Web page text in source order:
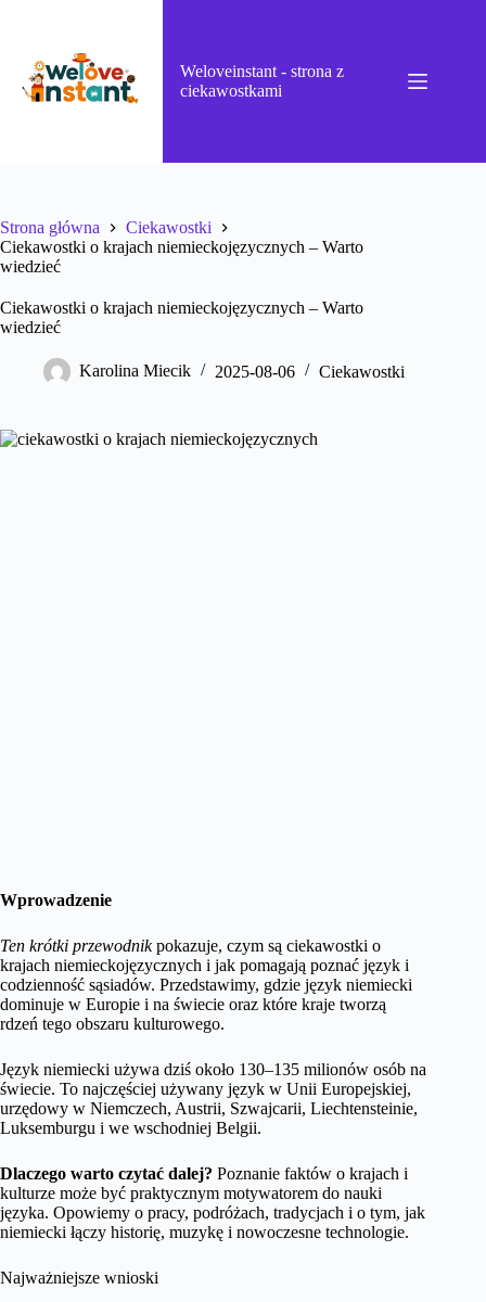
Weloveinstant - strona z
ciekawostkami
Strona główna
Ciekawostki
Ciekawostki o krajach niemieckojęzycznych – Warto
wiedzieć
Ciekawostki o krajach niemieckojęzycznych – Warto
wiedzieć
Karolina Miecik 2025-08-06 Ciekawostki
Wprowadzenie
Ten krótki przewodnikpokazuje, czym są ciekawostki o
krajach niemieckojęzycznych i jak pomagają poznać język i
codzienność sąsiadów. Przedstawimy, gdzie język niemiecki
dominuje w Europie i na świecie oraz które kraje tworzą
rdzeń tego obszaru kulturowego.
Język niemiecki używa dziś około 130–135 milionów osób na
świecie. To najczęściej używany język w Unii Europejskiej,
urzędowy w Niemczech, Austrii, Szwajcarii, Liechtensteinie,
Luksemburgu i we wschodniej Belgii.
Dlaczego warto czytać dalej? Poznanie faktów o krajach i
kulturze może być praktycznym motywatorem do nauki
języka. Opowiemy o pracy, podróżach, tradycjach i o tym, jak
niemiecki łączy historię, muzykę i nowoczesne technologie.
Najważniejsze wnioski